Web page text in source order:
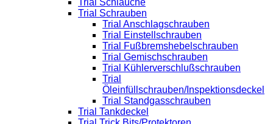
Trial Schläuche
Trial Schrauben
Trial Anschlagschrauben
Trial Einstellschrauben
Trial Fußbremshebelschrauben
Trial Gemischschrauben
Trial Kühlerverschlußschrauben
Trial
Öleinfüllschrauben/Inspektionsdeckel
Trial Standgasschrauben
Trial Tankdeckel